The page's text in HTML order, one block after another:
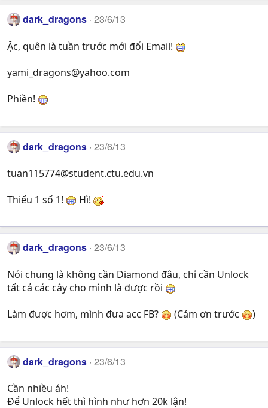
dark_dragons 23/6/13
Ặc, quên là tuần trước mới đổi Email!
yami_dragons@yahoo.com
Phiền!
dark_dragons 23/6/13
tuan115774@student.ctu.edu.vn
Thiếu 1 số 1!
Hì!
dark_dragons 23/6/13
Nói chung là không cần Diamond đâu, chỉ cần Unlock
tất cả các cây cho mình là được rồi
Làm được hơm, mình đưa acc FB?
(Cám ơn trước )
dark_dragons 23/6/13
Cần nhiều áh!
Để Unlock hết thì hình như hơn 20k lận!